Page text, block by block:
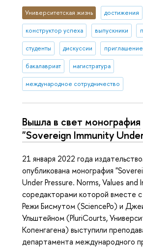
Университетская жизнь достижения
конструктор успеха выпускники
студенты дискуссии
бакалавриат магистратура
международное сотрудничество
Вышла в свет монография
"Sovereign Immunity
21 января 2022 года
опубликована монография
Under Pressure. Norms, Values and
соредакторами которой вместе
Режи Бисмутом (SciencePo) и
Ульштейном (PluriCourts,
Копенгагена) выступили
департамента международного